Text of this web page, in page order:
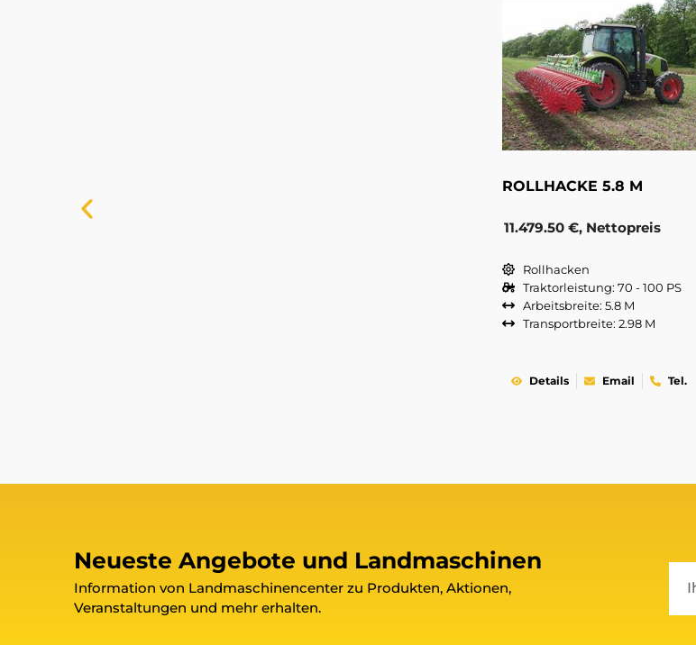
ROLLHACKE 5.8 M
11.479.50 €, Nettopreis
Rollhacken
Traktorleistung: 70 - 100 PS
Arbeitsbreite: 5.8 M
Transportbreite: 2.98 M
Details Email Tel.
Neueste Angebote und Landmaschinen
Information von Landmaschinencenter zu Produkten, Aktionen,
Veranstaltungen und mehr erhalten.